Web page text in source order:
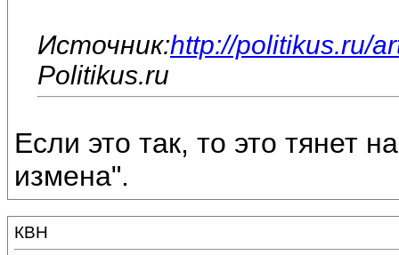
Источник:http://politikus.ru/
Politikus.ru
Если это так, то это тянет
измена".
КВН